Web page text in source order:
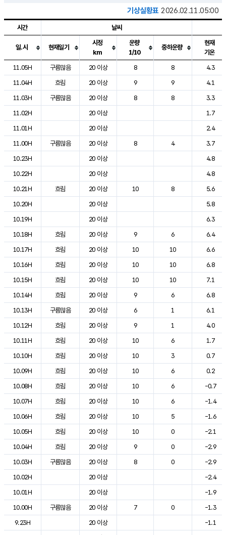
기상실황표 2026.02.11.05:00
도시별 기상실황표로 지점, 날씨, 기온, 강수, 바람, 기압등을 안내한 표입
시간 날씨
일.시 현재일기
시정
km
운량
1/10
중하운량
현재
기온
11.05H
구름많음 20 이상 8 8
4.3
11.04H
흐림 20 이상 9 9
4.1
11.03H
구름많음 20 이상 8 8
3.3
11.02H
20 이상
1.7
11.01H
20 이상
2.4
11.00H
구름많음 20 이상 8 4
3.7
10.23H
20 이상
4.8
10.22H
20 이상
4.8
10.21H
흐림 20 이상 10 8
5.6
10.20H
20 이상
5.8
10.19H
20 이상
6.3
10.18H
흐림 20 이상 9 6
6.4
10.17H
흐림 20 이상 10 10
6.6
10.16H
흐림 20 이상 10 10
6.8
10.15H
흐림 20 이상 10 10
7.1
10.14H
흐림 20 이상 9 6
6.8
10.13H
구름많음 20 이상 6 1
6.1
10.12H
흐림 20 이상 9 1
4.0
10.11H
흐림 20 이상 10 6
1.7
10.10H
흐림 20 이상 10 3
0.7
10.09H
흐림 20 이상 10 6
0.2
10.08H
흐림 20 이상 10 6
-0.7
10.07H
흐림 20 이상 10 6
-1.4
10.06H
흐림 20 이상 10 5
-1.6
10.05H
흐림 20 이상 10 0
-2.1
10.04H
흐림 20 이상 9 0
-2.9
10.03H
구름많음 20 이상 8 0
-2.9
10.02H
20 이상
-2.4
10.01H
20 이상
-1.9
10.00H
구름많음 20 이상 7 0
-1.3
9.23H
20 이상
-1.1